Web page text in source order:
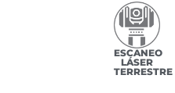
ESCANEO
LÁSER
TERRESTRE